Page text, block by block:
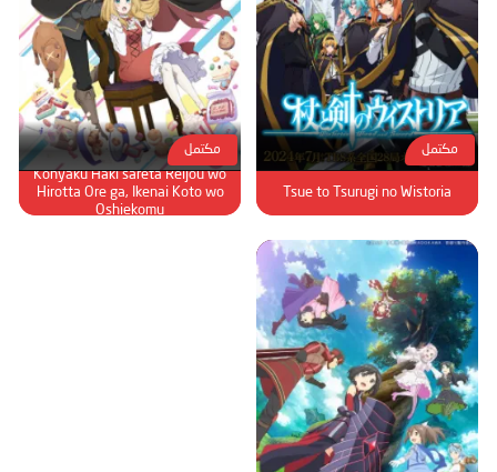
مكتمل
Tsue to Tsurugi no Wistoria
مكتمل
Konyaku Haki sareta Reijou wo
Hirotta Ore ga, Ikenai Koto wo
Oshiekomu